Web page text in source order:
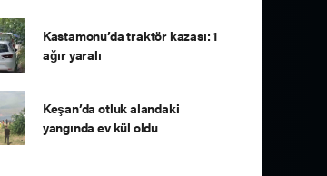
Kastamonu’da traktör kazası: 1
ağır yaralı
Keşan’da otluk alandaki
yangında ev kül oldu